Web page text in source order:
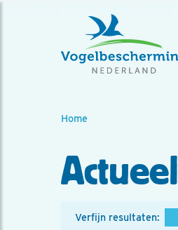
Home
Actueel
Verfijn resultaten: